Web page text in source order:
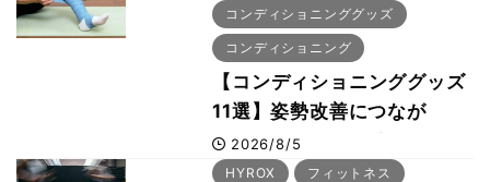
幕 約1万2,000人が集結
コンディショニンググッズ
コンディショニング
【コンディショニンググッズ
11選】姿勢改善につなが
る“A-wear（エーウェ
ア）”など、ボディビル元世
2026/8/5
HYROX フィットネス